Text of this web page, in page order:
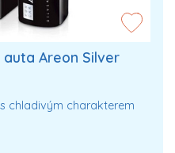
Areon Silver
chladivým charakterem